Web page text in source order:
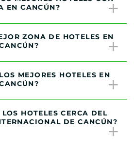
EN CANCÚN?
ZONA DE HOTELES EN
MEJORES HOTELES EN
HOTELES CERCA DEL
DE CANCÚN?